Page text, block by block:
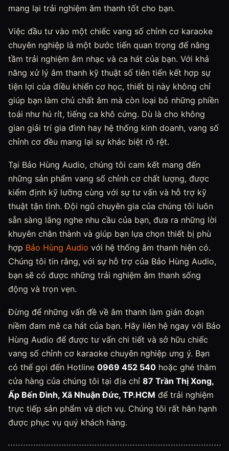
mang lại trải nghiệm âm thanh tốt cho bạn.
Việc đầu tư vào một chiếc vang số chỉnh cơ karaoke
chuyên nghiệp là một bước tiến quan trọng để nâng
tầm trải nghiệm âm nhạc và ca hát của bạn. Với khả
năng xử lý âm thanh kỹ thuật số tiên tiến kết hợp sự
tiện lợi của điều khiển cơ học, thiết bị này không chỉ
giúp bạn làm chủ chất âm mà còn loại bỏ những phiền
toái như hú rít, tiếng ca khô cứng. Dù là cho không
gian giải trí gia đình hay hệ thống kinh doanh, vang số
chỉnh cơ đều mang lại sự khác biệt rõ rệt.
Tại Bảo Hùng Audio, chúng tôi cam kết mang đến
những sản phẩm vang số chỉnh cơ chất lượng, được
kiểm định kỹ lưỡng cùng với sự tư vấn và hỗ trợ kỹ
thuật tận tình. Đội ngũ chuyên gia của chúng tôi luôn
sẵn sàng lắng nghe nhu cầu của bạn, đưa ra những lời
khuyên chân thành và giúp bạn lựa chọn thiết bị phù
hợp Bảo Hùng Audio với hệ thống âm thanh hiện có.
Chúng tôi tin rằng, với sự hỗ trợ của Bảo Hùng Audio,
bạn sẽ có được những trải nghiệm âm thanh sống
động và trọn vẹn.
Đừng để những vấn đề về âm thanh làm gián đoạn
niềm đam mê ca hát của bạn. Hãy liên hệ ngay với Bảo
Hùng Audio để được tư vấn chi tiết và sở hữu chiếc
vang số chỉnh cơ karaoke chuyên nghiệp ưng ý. Bạn
có thể gọi đến Hotline 0969 452 540 hoặc ghé thăm
cửa hàng của chúng tôi tại địa chỉ 87 Trần Thị Xong,
Ấp Bến Đình, Xã Nhuận Đức, TP.HCM để trải nghiệm
trực tiếp sản phẩm và dịch vụ. Chúng tôi rất hân hạnh
được phục vụ quý khách hàng.